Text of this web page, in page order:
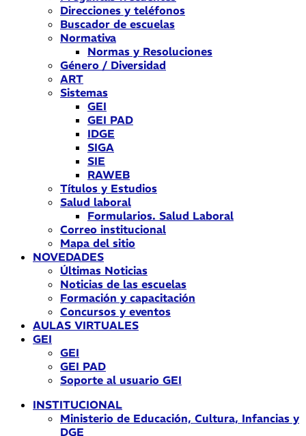
Direcciones y teléfonos
Buscador de escuelas
Normativa
Normas y Resoluciones
Género / Diversidad
ART
Sistemas
GEI
GEI PAD
IDGE
SIGA
SIE
RAWEB
Títulos y Estudios
Salud laboral
Formularios. Salud Laboral
Correo institucional
Mapa del sitio
NOVEDADES
Últimas Noticias
Noticias de las escuelas
Formación y capacitación
Concursos y eventos
AULAS VIRTUALES
GEI
GEI
GEI PAD
Soporte al usuario GEI
INSTITUCIONAL
Ministerio de Educación, Cultura, Infancias y
DGE